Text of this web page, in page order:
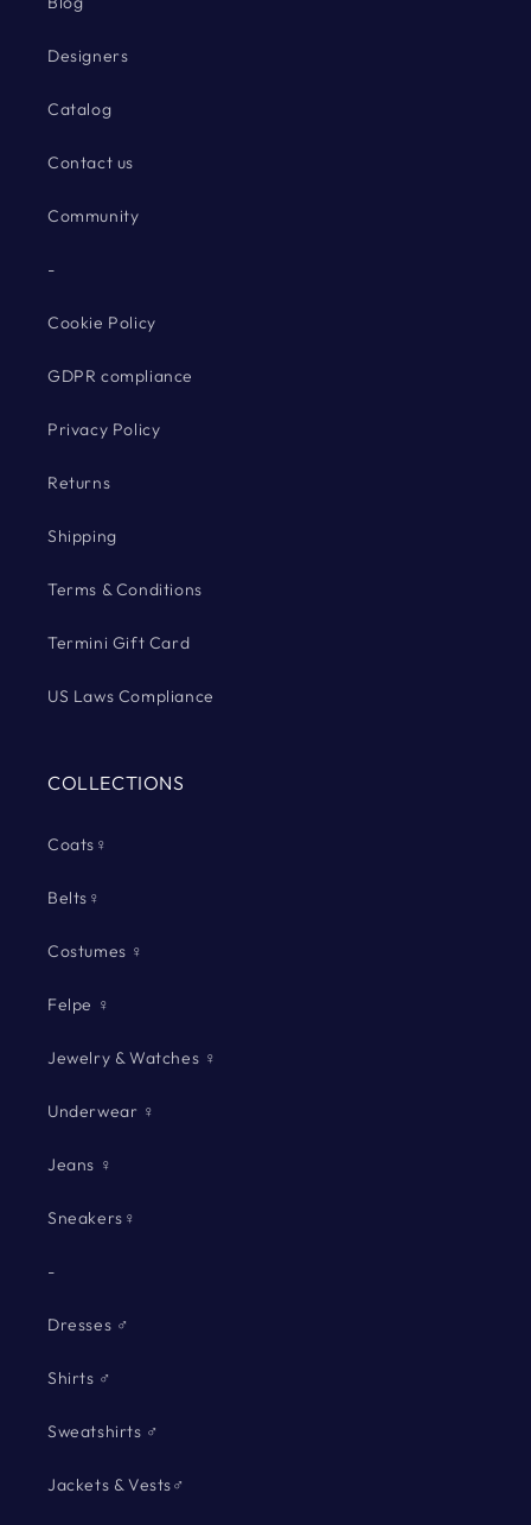
Designers
Catalog
Contact us
Community
-
Cookie Policy
GDPR compliance
Privacy Policy
Returns
Shipping
Terms & Conditions
Termini Gift Card
US Laws Compliance
COLLECTIONS
Coats♀
Belts♀
Costumes ♀
Felpe ♀
Jewelry & Watches ♀
Underwear ♀
Jeans ♀
Sneakers♀
-
Dresses ♂
Shirts ♂
Sweatshirts ♂
Jackets & Vests♂